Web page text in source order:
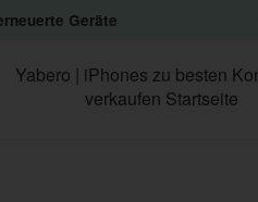
Geräte